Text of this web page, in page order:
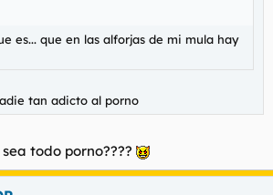
es... que en las alforjas de mi mula hay
tan adicto al porno
todo porno????